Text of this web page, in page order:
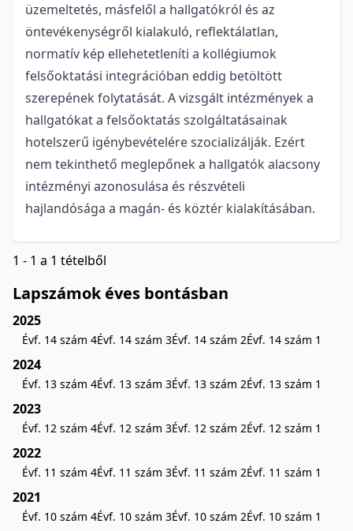
üzemeltetés, másfelől a hallgatókról és az
öntevékenységről kialakuló, reflektálatlan,
normatív kép ellehetetleníti a kollégiumok
felsőoktatási integrációban eddig betöltött
szerepének folytatását. A vizsgált intézmények a
hallgatókat a felsőoktatás szolgáltatásainak
hotelszerű igénybevételére szocializálják. Ezért
nem tekinthető meglepőnek a hallgatók alacsony
intézményi azonosulása és részvételi
hajlandósága a magán- és köztér kialakításában.
1 - 1 a 1 tételből
Lapszámok éves bontásban
2025
Évf. 14 szám 4Évf. 14 szám 3Évf. 14 szám 2Évf. 14 szám 1
2024
Évf. 13 szám 4Évf. 13 szám 3Évf. 13 szám 2Évf. 13 szám 1
2023
Évf. 12 szám 4Évf. 12 szám 3Évf. 12 szám 2Évf. 12 szám 1
2022
Évf. 11 szám 4Évf. 11 szám 3Évf. 11 szám 2Évf. 11 szám 1
2021
Évf. 10 szám 4Évf. 10 szám 3Évf. 10 szám 2Évf. 10 szám 1